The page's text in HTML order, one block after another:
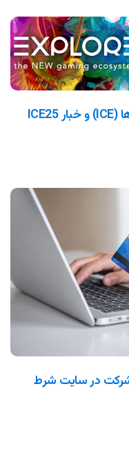
آشنایی با نمایشگاه بین المللی کازینوها (ICE) و خبار ICE25
در سایت شرط